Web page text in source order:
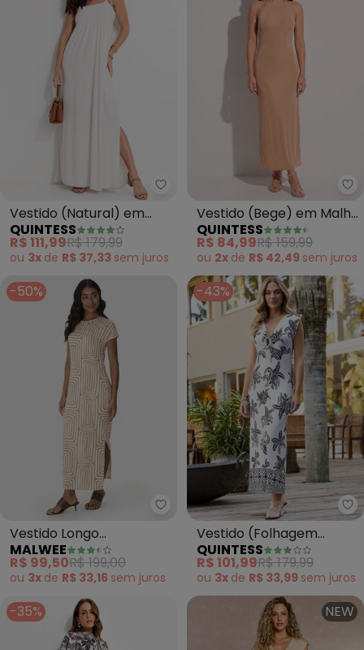
Quintess - Vestido (Natural)
Vestido (Natural) em
Malha Texturizada
QUINTESS
R$ 111,99R$ 179,99
ou 3x de R$ 37,33 sem juros
Vestido (Bege) em Malha
com Elastano
QUINTESS
R$ 84,99R$ 159,99
ou 2x de R$ 42,49 sem juros
-50%
Malwee - Vestido Longo
Vestido Longo
Geométrico em
Viscolinho (Bege)
MALWEE
R$ 99,50R$ 199,00
ou 3x de R$ 33,16 sem juros
-43%
Vestido (Folhagem
Barrada) em Malha de
Viscose
QUINTESS
R$ 101,99R$ 179,99
ou 3x de R$ 33,99 sem juros
-35% NEW